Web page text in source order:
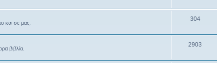
και σε μας.
304
βιβλία.
2903